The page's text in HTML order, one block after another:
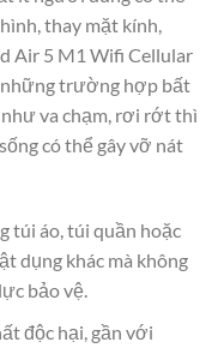
thay mặt kính,
Air 5 M1 Wifi Cellular
những trường hợp bất
va chạm, rơi rớt thì
có thể gây vỡ nát
túi áo, túi quần hoặc
dụng khác mà không
bảo vệ.
độc hại, gần với